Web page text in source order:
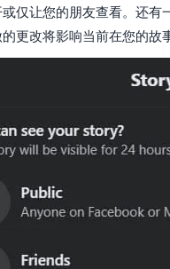
仅让您的朋友查看。还
更改将影响当前在您的故